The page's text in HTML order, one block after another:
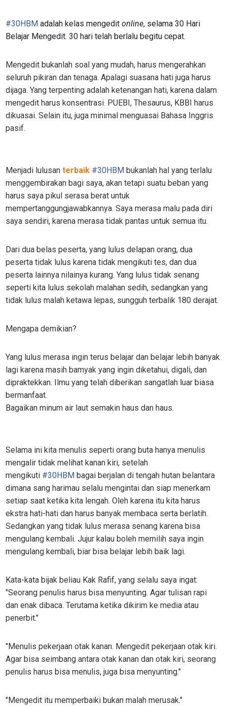
#30HBM adalah kelas mengeditonline, selama 30 Hari
Belajar Mengedit. 30 hari telah berlalu begitu cepat.
Mengedit bukanlah soal yang mudah, harus mengerahkan
seluruh pikiran dan tenaga. Apalagi suasana hati juga harus
dijaga. Yang terpenting adalah ketenangan hati, karena dalam
mengedit harus konsentrasi. PUEBI, Thesaurus, KBBI harus
dikuasai. Selain itu, juga minimal menguasai Bahasa Inggris
pasif.
Menjadi lulusanterbaik #30HBM bukanlah hal yang terlalu
menggembirakan bagi saya, akan tetapi suatu beban yang
harus saya pikul serasa berat untuk
mempertanggungjawabkannya. Saya merasa malu pada diri
saya sendiri, karena merasa tidak pantas untuk semua itu.
Dari dua belas peserta, yang lulus delapan orang, dua
peserta tidak lulus karena tidak mengikuti tes, dan dua
peserta lainnya nilainya kurang. Yang lulus tidak senang
seperti kita lulus sekolah malahan sedih, sedangkan yang
tidak lulus malah ketawa lepas, sungguh terbalik 180 derajat.
Mengapa demikian?
Yang lulus merasa ingin terus belajar dan belajar lebih banyak
lagi karena masih bamyak yang ingin diketahui, digali, dan
dipraktekkan. Ilmu yang telah diberikan sangatlah luar biasa
bermanfaat.
Bagaikan minum air laut semakin haus dan haus.
Selama ini kita menulis seperti orang buta hanya menulis
mengalir tidak melihat kanan kiri, setelah
mengikuti #30HBM bagai berjalan di tengah hutan belantara
dimana sang harimau selalu mengintai dan siap menerkam
setiap saat ketika kita lengah. Oleh karena itu kita harus
ekstra hati-hati dan harus banyak membaca serta berlatih.
Sedangkan yang tidak lulus merasa senang karena bisa
mengulang kembali. Jujur kalau boleh memilih saya ingin
mengulang kembali, biar bisa belajar lebih baik lagi.
Kata-kata bijak beliau Kak Rafif, yang selalu saya ingat:
"Seorang penulis harus bisa menyunting. Agar tulisan rapi
dan enak dibaca. Terutama ketika dikirim ke media atau
penerbit."
"Menulis pekerjaan otak kanan. Mengedit pekerjaan otak kiri.
Agar bisa seimbang antara otak kanan dan otak kiri, seorang
penulis harus bisa menulis, juga bisa menyunting."
"Mengedit itu memperbaiki bukan malah merusak."